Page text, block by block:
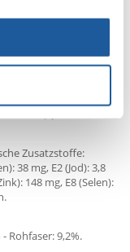
Kastration bis zum
Weizen,
Protein (hydrolysiert),
(Quelle für
Zusatzstoffe:
38 mg, E2 (Jod): 3,8
148 mg, E8 (Selen):
Rohfaser: 9,2%.